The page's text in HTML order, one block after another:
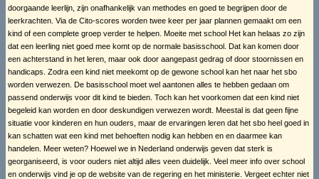
doorgaande leerlijn, zijn onafhankelijk van methodes en goed te begrijpen door de
leerkrachten. Via de Cito-scores worden twee keer per jaar plannen gemaakt om een
kind of een complete groep verder te helpen. Moeite met school Het kan helaas zo zijn
dat een leerling niet goed mee komt op de normale basisschool. Dat kan komen door
een achterstand in het leren, maar ook door aangepast gedrag of door stoornissen en
handicaps. Zodra een kind niet meekomt op de gewone school kan het naar het sbo
worden verwezen. De basisschool moet wel aantonen alles te hebben gedaan om
passend onderwijs voor dit kind te bieden. Toch kan het voorkomen dat een kind niet
begeleid kan worden en door deskundigen verwezen wordt. Meestal is dat geen fijne
situatie voor kinderen en hun ouders, maar de ervaringen leren dat het sbo heel goed in
kan schatten wat een kind met behoeften nodig kan hebben en en daarmee kan
handelen. Meer weten? Hoewel we in Nederland onderwijs geven dat sterk is
georganiseerd, is voor ouders niet altijd alles veen duidelijk. Veel meer info over school
en onderwijs vind je op de website van de regering en het ministerie. Vergeet echter niet